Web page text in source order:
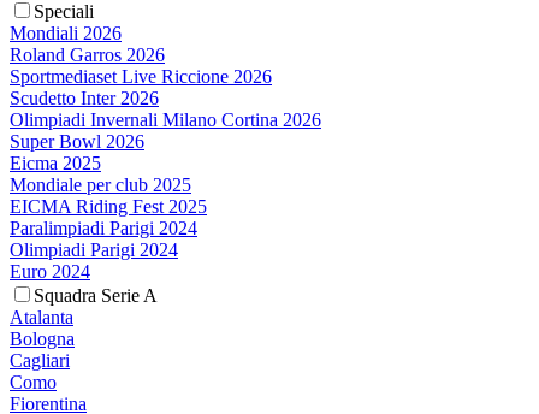
Speciali
Mondiali 2026
Roland Garros 2026
Sportmediaset Live Riccione 2026
Scudetto Inter 2026
Olimpiadi Invernali Milano Cortina 2026
Super Bowl 2026
Eicma 2025
Mondiale per club 2025
EICMA Riding Fest 2025
Paralimpiadi Parigi 2024
Olimpiadi Parigi 2024
Euro 2024
Squadra Serie A
Atalanta
Bologna
Cagliari
Como
Fiorentina